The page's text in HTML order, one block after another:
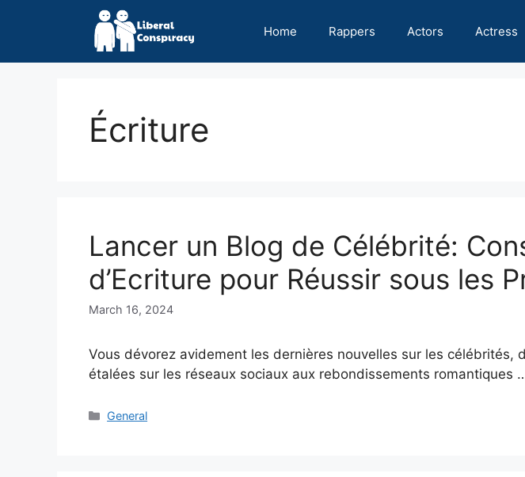
Home Rappers Actors Actress
Écriture
Lancer un Blog de Célébrité:
d’Ecriture pour Réussir sous les
March 16, 2024
Vous dévorez avidement les dernières nouvelles sur les célébrités,
étalées sur les réseaux sociaux aux rebondissements romantiques
Categories
General